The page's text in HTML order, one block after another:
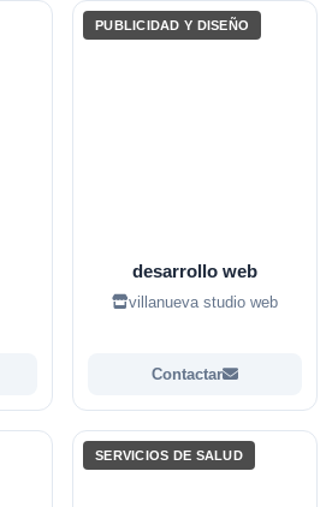
PUBLICIDAD Y DISEÑO
desarrollo web
villanueva studio web
Contactar
SERVICIOS DE SALUD